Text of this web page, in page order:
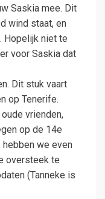
Saskia mee. Dit
wind staat, en
Hopelijk niet te
voor Saskia dat
Dit stuk vaart
op Tenerife.
vrienden,
op de 14e
hebben we even
oversteek te
(Tanneke is